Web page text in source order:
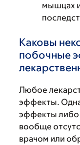
мышцах
Каковы
побочные
Любое
эффекты.
эффекты либо
вообще
врачом или